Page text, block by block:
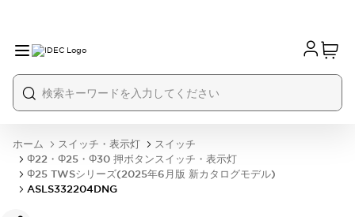
ホーム スイッチ・表示灯
スイッチ
Φ22・Φ25・Φ30 押ボタンスイッチ・表示灯
Φ25 TWSシリーズ(2025年6月版 新カタログモデル)
ASLS332204DNG